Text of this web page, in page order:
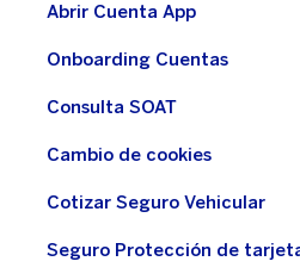
Abrir Cuenta App
Onboarding Cuentas
Consulta SOAT
Cambio de cookies
Cotizar Seguro Vehicular
Seguro Protección de